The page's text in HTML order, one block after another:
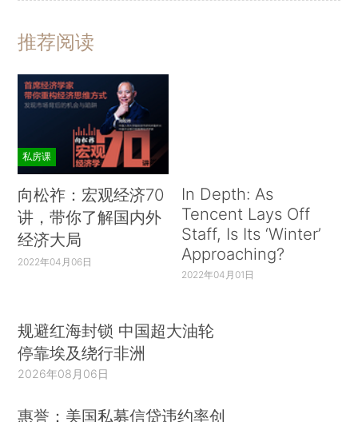
推荐阅读
私房课
向松祚：宏观经济70
讲，带你了解国内外
经济大局
2022年04月06日
In Depth: As
Tencent Lays Off
Staff, Is Its ‘Winter’
Approaching?
2022年04月01日
规避红海封锁 中国超大油轮
停靠埃及绕行非洲
2026年08月06日
惠誉：美国私募信贷违约率创